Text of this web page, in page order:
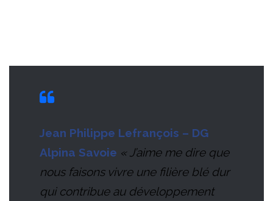
Jean Philippe Lefrançois – DG
Alpina Savoie « J’aime me dire que
nous faisons vivre une filière blé dur
qui contribue au développement